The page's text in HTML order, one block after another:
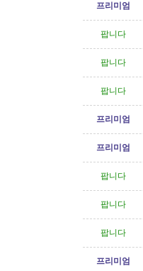
프리미엄
팝니다
팝니다
팝니다
프리미엄
프리미엄
팝니다
팝니다
팝니다
프리미엄